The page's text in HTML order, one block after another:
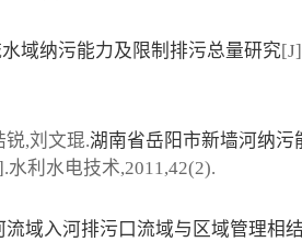
域纳污能力及限制排污总量研究
锐,刘文琨.湖南省岳阳市新墙河纳污
水利水电技术,2011,42(2).
流域入河排污口流域与区域管理相